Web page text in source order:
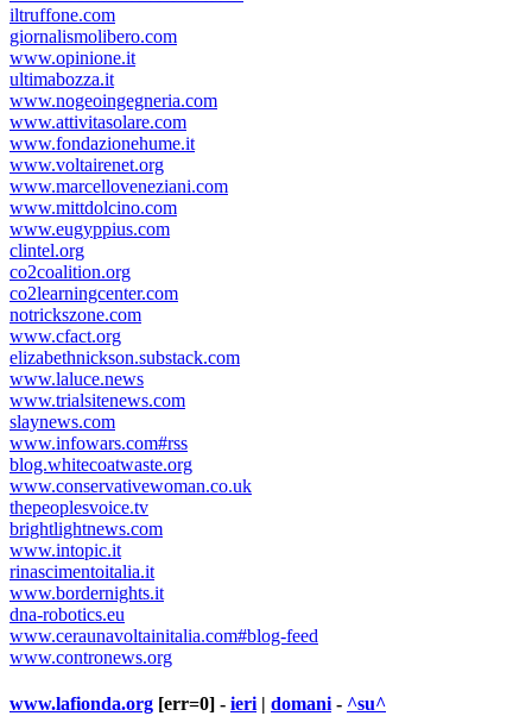
iltruffone.com
giornalismolibero.com
www.opinione.it
ultimabozza.it
www.nogeoingegneria.com
www.attivitasolare.com
www.fondazionehume.it
www.voltairenet.org
www.marcelloveneziani.com
www.mittdolcino.com
www.eugyppius.com
clintel.org
co2coalition.org
co2learningcenter.com
notrickszone.com
www.cfact.org
elizabethnickson.substack.com
www.laluce.news
www.trialsitenews.com
slaynews.com
www.infowars.com#rss
blog.whitecoatwaste.org
www.conservativewoman.co.uk
thepeoplesvoice.tv
brightlightnews.com
www.intopic.it
rinascimentoitalia.it
www.bordernights.it
dna-robotics.eu
www.ceraunavoltainitalia.com#blog-feed
www.contronews.org
www.lafionda.org [err=0] - ieri | domani - ^su^